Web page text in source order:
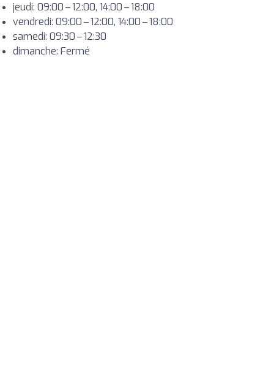
jeudi: 09:00 – 12:00, 14:00 – 18:00
vendredi: 09:00 – 12:00, 14:00 – 18:00
samedi: 09:30 – 12:30
dimanche: Fermé